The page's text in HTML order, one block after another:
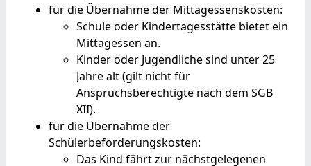
für die Übernahme der Mittagessenskosten:
Schule oder Kindertagesstätte bietet ein
Mittagessen an.
Kinder oder Jugendliche sind unter 25
Jahre alt(gilt nicht für
Anspruchsberechtigte nach dem SGB
XII).
für die Übernahme der
Schülerbeförderungskosten:
Das Kind fährt zur nächstgelegenen